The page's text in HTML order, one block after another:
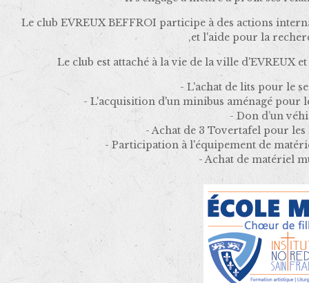
Le club EVREUX BEFFROI participe à des actions
,et l'aide pour la
Le club est attaché à la vie de la ville d'EVREUX
- L'achat de lits pour le
- L'acquisition d'un minibus aménagé pour
- Don d’un
- Achat de 3 Tovertafel pour
- Participation à l'équipement de
- Achat de matériel